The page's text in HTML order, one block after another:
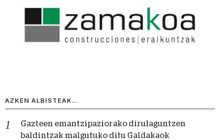
AZKEN ALBISTEAK…
Gazteen emantzipaziorako dirulaguntzen
baldintzak malgutuko ditu Galdakaok